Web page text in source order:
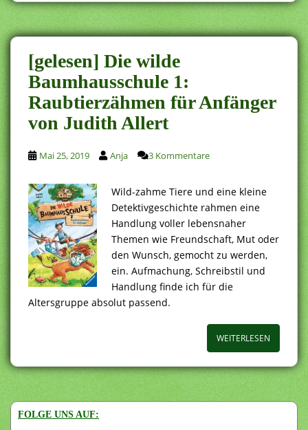
[gelesen] Die wilde
Baumhausschule 1:
Raubtierzähmen für Anfänger
von Judith Allert
Mai 25, 2019 Anja 3 Kommentare
Wild-zahme Tiere und eine kleine
Detektivgeschichte rahmen eine
Handlung voller lebensnaher
Themen wie Freundschaft, Mut oder
den Wunsch, gemocht zu werden,
ein. Aufmachung, Schreibstil und
Handlung finde ich für die
Altersgruppe absolut passend.
WEITERLESEN
FOLGE UNS AUF: